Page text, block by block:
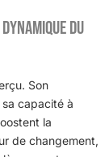
du
Son
capacité à
la
de changement,